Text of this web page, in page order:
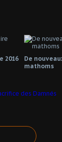
2016
De
mathoms
des Damnés